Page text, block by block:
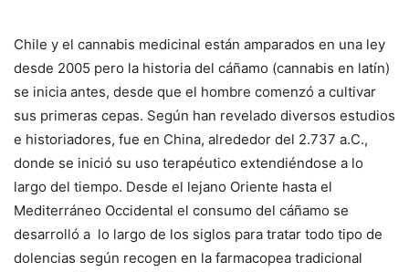
Chile y el cannabis medicinal están amparados en una ley
desde 2005 pero la historia del cáñamo (cannabis en latín)
se inicia antes, desde que el hombre comenzó a cultivar
sus primeras cepas. Según han revelado diversos estudios
e historiadores, fue en China, alrededor del 2.737 a.C.,
donde se inició su uso terapéutico extendiéndose a lo
largo del tiempo. Desde el lejano Oriente hasta el
Mediterráneo Occidental el consumo del cáñamo se
desarrolló a lo largo de los siglos para tratar todo tipo de
dolencias según recogen en la farmacopea tradicional